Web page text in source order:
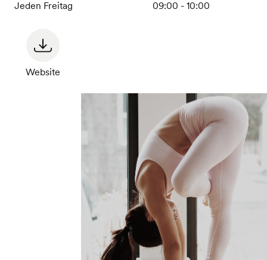
Jeden Freitag
09:00 - 10:00
Website